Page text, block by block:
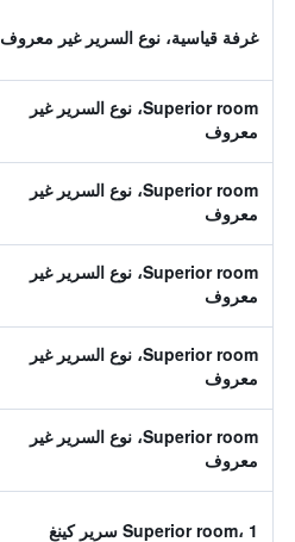
غرفة قياسية، نوع السرير غير معروف
Superior room، نوع السرير غير
معروف
Superior room، نوع السرير غير
معروف
Superior room، نوع السرير غير
معروف
Superior room، نوع السرير غير
معروف
Superior room، نوع السرير غير
معروف
Superior room، 1 سرير كينغ